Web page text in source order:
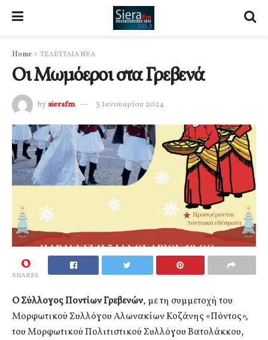
Home ΤΕΛΕΥΤΑΙΑ ΝΕΑ
Οι Μωμόεροι στα Γρεβενά
by sierafm 3 Ιανουαρίου 2024
0
SHARES
Ο Σύλλογος Ποντίων Γρεβενών, με τη συμμετοχή του
Μορφωτικού Συλλόγου Αλωνακίων Κοζάνης «Πόντος»,
του Μορφωτικού Πολιτιστικού Συλλόγου Βατολάκκου,